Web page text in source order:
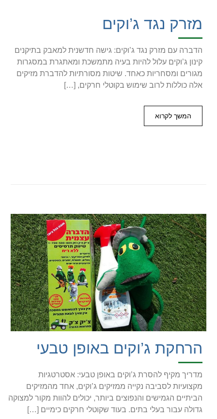
מזרק נגד ג’וקים
הדברה עם מזרק נגד ג’וקים: גישה חדשנית למאבק בתיקנים
קינון ג’וקים עלול להיות בעיה מתמשכת ומאתגרת במסגרות
מגורים ומסחריות כאחד. שיטות מסורתיות להדברת מזיקים
אלה כוללות לרוב שימוש בקוטלי חרקים, […]
המשך לקרוא
הרחקת ג’וקים באופן טבעי
מדריך מקיף להסרת ג’וקים באופן טבעי: אסטרטגיות
מקצועיות לסביבה נקייה ממזיקים ג’וקים, אחד מהמזיקים
הביתיים הגמישים והנפוצים ביותר, יכולים להוות מקור למצוקה
גדולה עבור בעלי בתים. בעוד שקוטלי חרקים כימיים […]